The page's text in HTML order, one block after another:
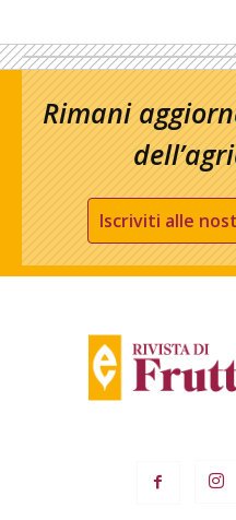
Rimani
Iscriviti alle